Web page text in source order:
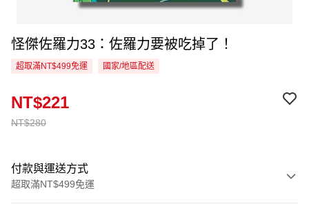
怪傑佐羅力33：佐羅力要被吃掉了！
超取滿NT$499免運 國家/地區配送
NT$280
NT$221
付款與運送方式
超取滿NT$499免運